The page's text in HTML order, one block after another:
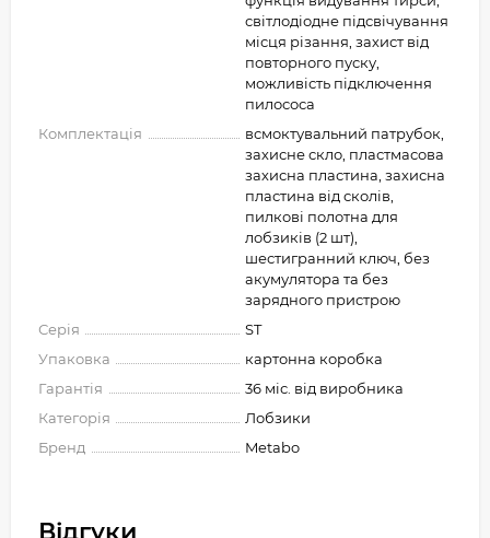
світлодіодне підсвічування
місця різання, захист від
повторного пуску,
можливість підключення
пилососа
Комплектація
всмоктувальний патрубок,
захисне скло, пластмасова
захисна пластина, захисна
пластина від сколів,
пилкові полотна для
лобзиків (2 шт),
шестигранний ключ, без
акумулятора та без
зарядного пристрою
Серія
ST
Упаковка
картонна коробка
Гарантія
36 міс. від виробника
Категорія
Лобзики
Бренд
Metabo
Відгуки